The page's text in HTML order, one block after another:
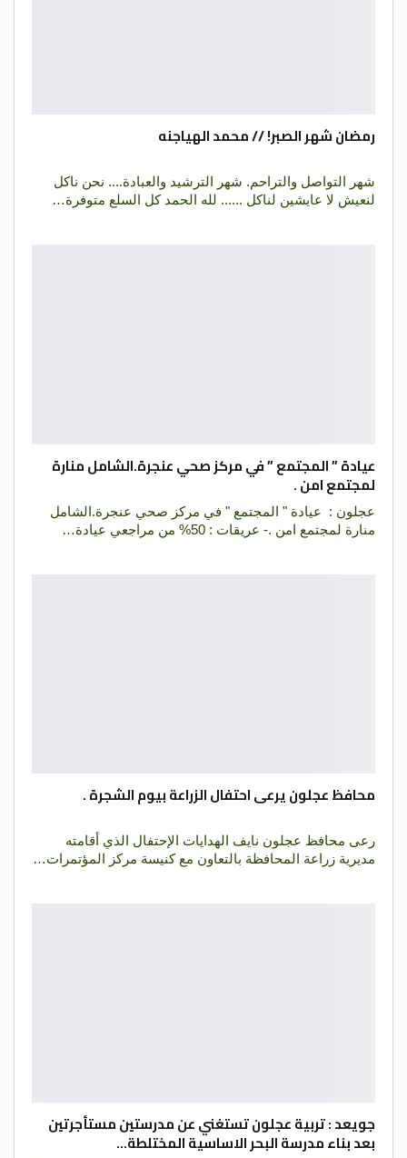
رمضان شهر الصبر! // محمد الهياجنه
شهر التواصل والتراحم. شهر الترشيد والعبادة.... نحن ناكل
لنعيش لا عايشين لناكل ...... لله الحمد كل السلع متوفرة…
عيادة ” المجتمع ” في مركز صحي عنجرة.الشامل منارة
لمجتمع امن .
عجلون : عيادة " المجتمع " في مركز صحي عنجرة.الشامل
منارة لمجتمع امن .- عريقات : 50% من مراجعي عيادة…
محافظ عجلون يرعى احتفال الزراعة بيوم الشجرة .
رعى محافظ عجلون نايف الهدايات الإحتفال الذي أقامته
مديرية زراعة المحافظة بالتعاون مع كنيسة مركز المؤتمرات…
جويعد : تربية عجلون تستغني عن مدرستين مستأجرتين
بعد بناء مدرسة البحر الاساسية المختلطة…